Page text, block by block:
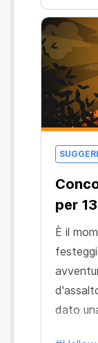
per
È il
dato